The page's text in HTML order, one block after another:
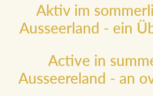
Aktiv im
Ausseerland - ein
Active in
Ausseereland - an